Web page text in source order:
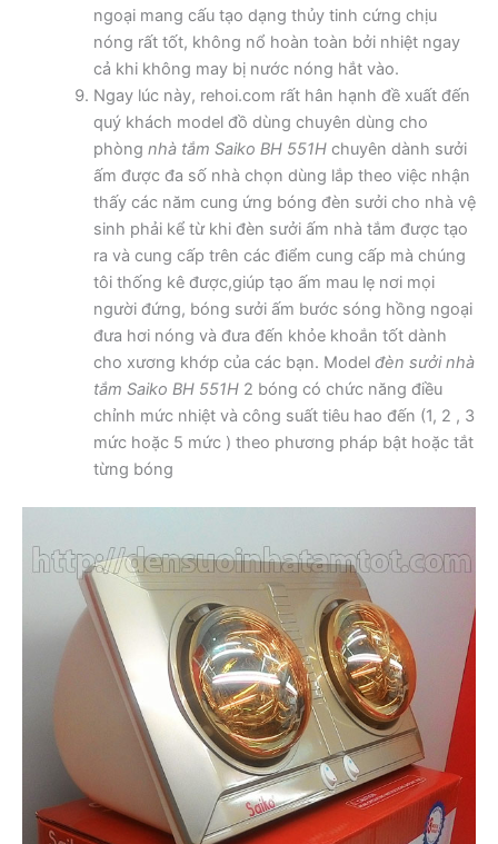
ngoại mang cấu tạo dạng thủy tinh cứng chịu
nóng rất tốt, không nổ hoàn toàn bởi nhiệt ngay
cả khi không may bị nước nóng hắt vào.
Ngay lúc này, rehoi.com rất hân hạnh đề xuất đến
quý khách model đồ dùng chuyên dùng cho
phòng nhà tắm Saiko BH 551Hchuyên dành sưởi
ấm được đa số nhà chọn dùng lắp theo việc nhận
thấy các năm cung ứng bóng đèn sưởi cho nhà vệ
sinh phải kể từ khi đèn sưởi ấm nhà tắm được tạo
ra và cung cấp trên các điểm cung cấp mà chúng
tôi thống kê được,giúp tạo ấm mau lẹ nơi mọi
người đứng, bóng sưởi ấm bước sóng hồng ngoại
đưa hơi nóng và đưa đến khỏe khoắn tốt dành
cho xương khớp của các bạn. Model đèn sưởi nhà
tắm Saiko BH 551H2 bóng có chức năng điều
chỉnh mức nhiệt và công suất tiêu hao đến (1, 2 , 3
mức hoặc 5 mức ) theo phương pháp bật hoặc tắt
từng bóng